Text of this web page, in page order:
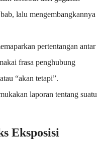
lalu mengembangkannya
pertentangan antar
frasa penghubung
“akan tetapi”.
laporan tentang suatu
Eksposisi